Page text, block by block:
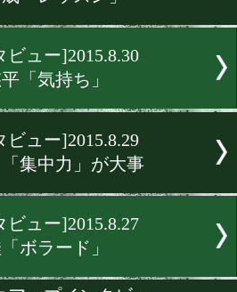
タビュー]2015.9.4
「思いっきり」
ンタビュー]2015.9.1
樹延「評価を上げる!」
タビュー]2015.9.1
勝成「レッスン」